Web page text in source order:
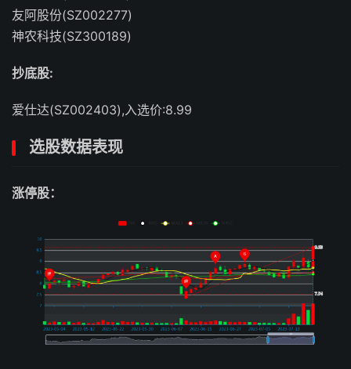
友阿股份(SZ002277)
神农科技(SZ300189)
抄底股:
爱仕达(SZ002403),入选价:8.99
选股数据表现
涨停股：